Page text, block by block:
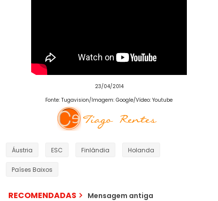
23/04/2014
Fonte: Tugavision/Imagem: Google/Vídeo: Youtube
Áustria ESC Finlândia Holanda
Países Baixos
RECOMENDADAS Mensagem antiga